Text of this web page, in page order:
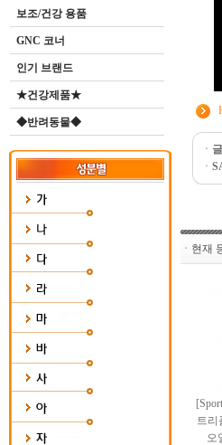
보조/건강 용품
GNC 코너
인기 브랜드
★건강제품★
◆반려동물◆
ㆍ
ㆍ
ㆍ현재
트리
오